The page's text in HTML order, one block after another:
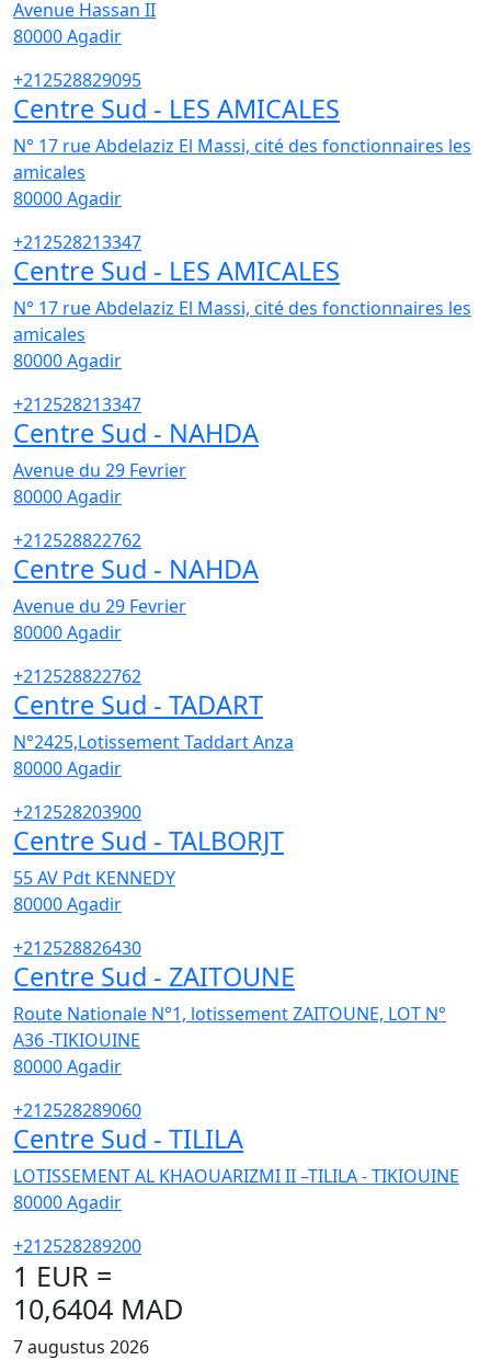
Avenue Hassan II
80000Agadir
+212528829095
Centre Sud - LES AMICALES
N° 17 rue Abdelaziz El Massi, cité des fonctionnaires les
amicales
80000Agadir
+212528213347
Centre Sud - LES AMICALES
N° 17 rue Abdelaziz El Massi, cité des fonctionnaires les
amicales
80000Agadir
+212528213347
Centre Sud - NAHDA
Avenue du 29 Fevrier
80000Agadir
+212528822762
Centre Sud - NAHDA
Avenue du 29 Fevrier
80000Agadir
+212528822762
Centre Sud - TADART
N°2425,Lotissement Taddart Anza
80000Agadir
+212528203900
Centre Sud - TALBORJT
55 AV Pdt KENNEDY
80000Agadir
+212528826430
Centre Sud - ZAITOUNE
Route Nationale N°1, lotissement ZAITOUNE, LOT N°
A36 -TIKIOUINE
80000Agadir
+212528289060
Centre Sud - TILILA
LOTISSEMENT AL KHAOUARIZMI II –TILILA - TIKIOUINE
80000Agadir
+212528289200
1 EUR =
10,6404 MAD
7 augustus 2026